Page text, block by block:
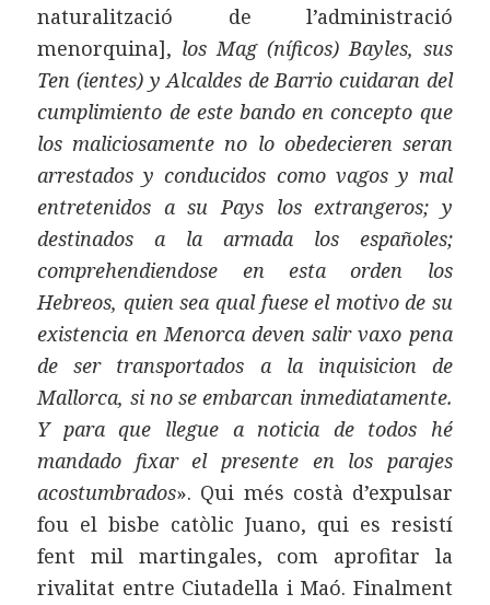
naturalització de l’administració
menorquina], los Mag (níficos) Bayles, sus
Ten (ientes) y Alcaldes de Barrio cuidaran del
cumplimiento de este bando en concepto que
los maliciosamente no lo obedecieren seran
arrestados y conducidos como vagos y mal
entretenidos a su Pays los extrangeros; y
destinados a la armada los españoles;
comprehendiendose en esta orden los
Hebreos, quien sea qual fuese el motivo de su
existencia en Menorca deven salir vaxo pena
de ser transportados a la inquisicion de
Mallorca, si no se embarcan inmediatamente.
Y para que llegue a noticia de todos hé
mandado fixar el presente en los parajes
acostumbrados». Qui més costà d’expulsar
fou el bisbe catòlic Juano, qui es resistí
fent mil martingales, com aprofitar la
rivalitat entre Ciutadella i Maó. Finalment